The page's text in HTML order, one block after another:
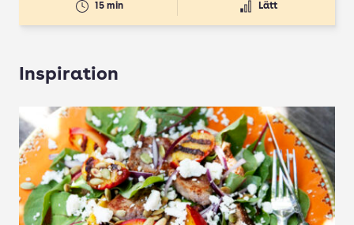
15 min Lätt
Inspiration